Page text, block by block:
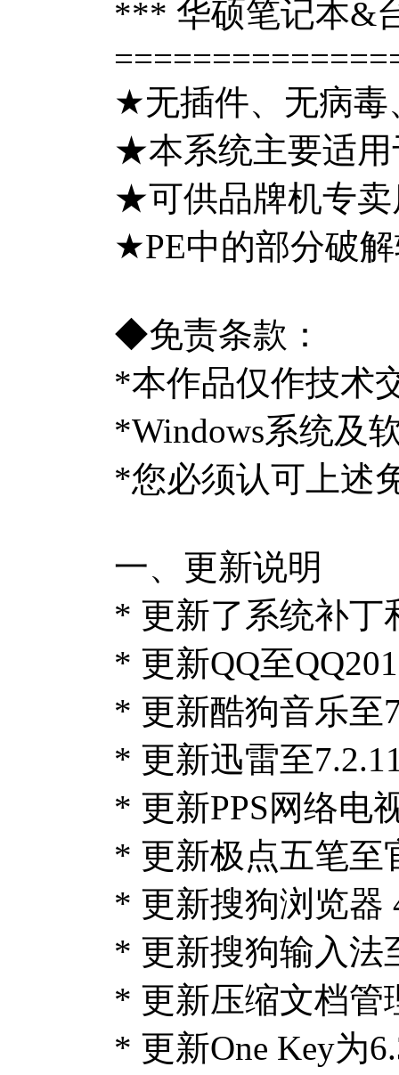
*** 华硕笔记本&
★无插件、无病
★本系统主要适用
★可供品牌机专卖
★PE中的部分破
◆免责条款：
*本作品仅作技术
*Windows系统及
*您必须认可上述
一、更新说明
* 更新了系统补丁
* 更新QQ至
* 更新酷狗音乐至
* 更新迅雷至
* 更新PPS网络电
* 更新极点五笔至
* 更新搜狗浏览器
* 更新搜狗输入法
* 更新压缩文档管
* 更新One Key为